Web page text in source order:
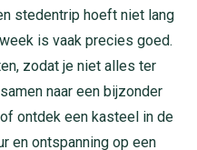
stedentrip hoeft niet lang
is vaak precies goed.
zodat je niet alles ter
naar een bijzonder
ontdek een kasteel in de
en ontspanning op een